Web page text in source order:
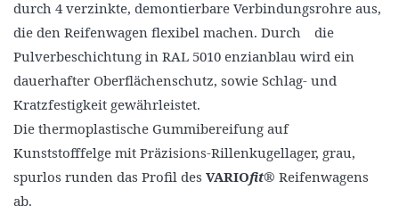
durch 4 verzinkte, demontierbare Verbindungsrohre aus,
die den Reifenwagen flexibel machen. Durch die
Pulverbeschichtung in RAL 5010 enzianblau wird ein
dauerhafter Oberflächenschutz, sowie Schlag- und
Kratzfestigkeit gewährleistet.
Die thermoplastische Gummibereifung auf
Kunststofffelge mit Präzisions-Rillenkugellager, grau,
spurlos runden das Profil des VARIOfit® Reifenwagens
ab.